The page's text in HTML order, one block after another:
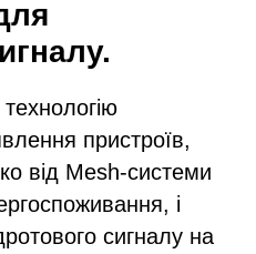
пристроїв,
від Mesh-системи
і
сигналу на